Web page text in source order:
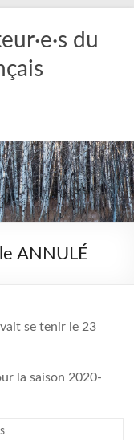
du
ANNULÉ
se tenir le 23
la saison 2020-